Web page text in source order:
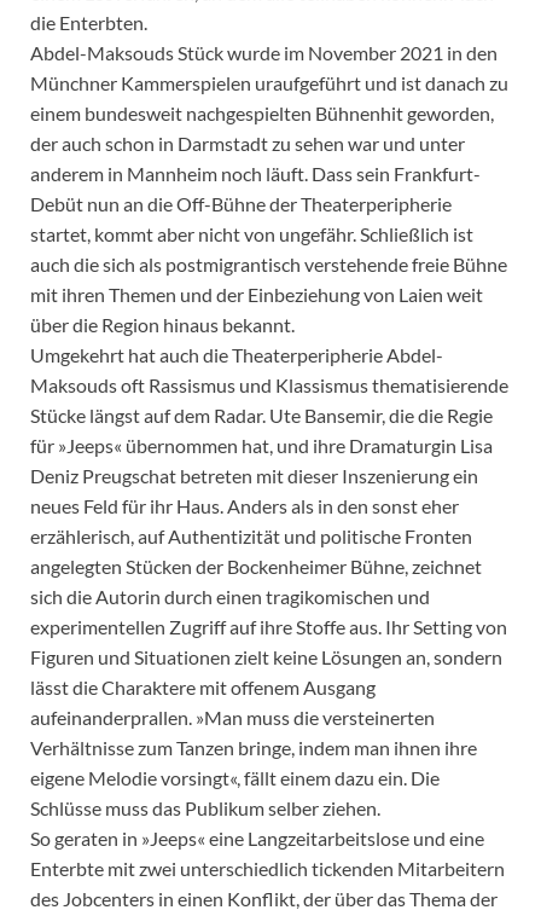
die Enterbten.
Abdel-Maksouds Stück wurde im November 2021 in den
Münchner Kammerspielen uraufgeführt und ist danach zu
einem bundesweit nachgespielten Bühnenhit geworden,
der auch schon in Darmstadt zu sehen war und unter
anderem in Mannheim noch läuft. Dass sein Frankfurt-
Debüt nun an die Off-Bühne der Theaterperipherie
startet, kommt aber nicht von ungefähr. Schließlich ist
auch die sich als postmigrantisch verstehende freie Bühne
mit ihren Themen und der Einbeziehung von Laien weit
über die Region hinaus bekannt.
Umgekehrt hat auch die Theaterperipherie Abdel-
Maksouds oft Rassismus und Klassismus thematisierende
Stücke längst auf dem Radar. Ute Bansemir, die die Regie
für »Jeeps« übernommen hat, und ihre Dramaturgin Lisa
Deniz Preugschat betreten mit dieser Inszenierung ein
neues Feld für ihr Haus. Anders als in den sonst eher
erzählerisch, auf Authentizität und politische Fronten
angelegten Stücken der Bockenheimer Bühne, zeichnet
sich die Autorin durch einen tragikomischen und
experimentellen Zugriff auf ihre Stoffe aus. Ihr Setting von
Figuren und Situationen zielt keine Lösungen an, sondern
lässt die Charaktere mit offenem Ausgang
aufeinanderprallen. »Man muss die versteinerten
Verhältnisse zum Tanzen bringe, indem man ihnen ihre
eigene Melodie vorsingt«, fällt einem dazu ein. Die
Schlüsse muss das Publikum selber ziehen.
So geraten in »Jeeps« eine Langzeitarbeitslose und eine
Enterbte mit zwei unterschiedlich tickenden Mitarbeitern
des Jobcenters in einen Konflikt, der über das Thema der